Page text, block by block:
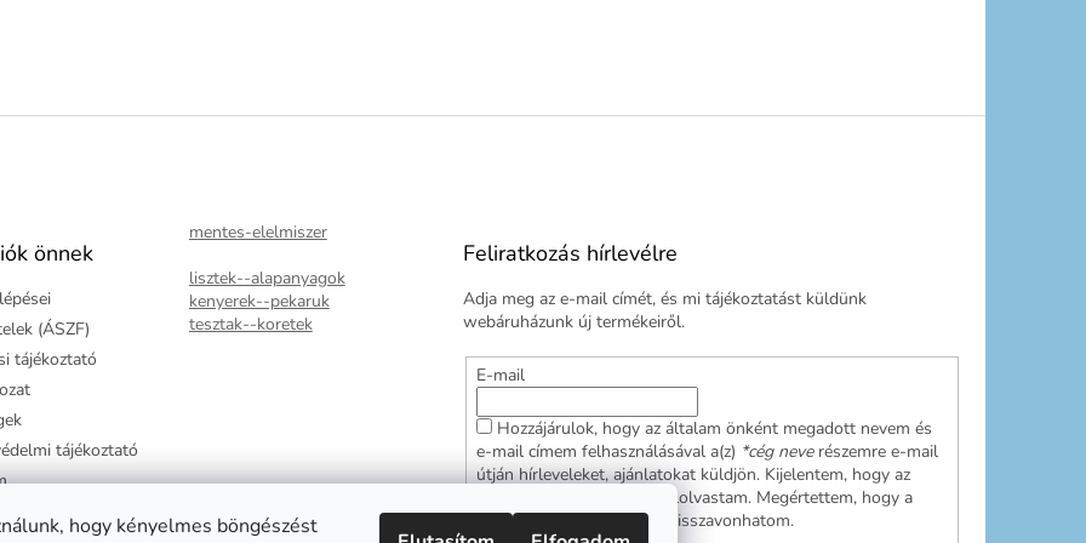
hogy kényelmes böngészést
önnek
(ÁSZF)
tájékoztató
tájékoztató
mentes-elelmiszer
lisztek--alapanyagok
kenyerek--pekaruk
tesztak--koretek
Feliratkozás hírlevélre
Adja meg az e-mail címét, és mi tájékoztatást küldünk
webáruházunk új termékeiről.
E-mail
Hozzájárulok, hogy az általam önként megadott nevem és
e-mail címem felhasználásával a(z) *cég neverészemre e-mail
útján hírleveleket, ajánlatokat küldjön. Kijelentem, hogy az
elolvastam. Megértettem, hogy a
hozzájárulásom bármikor visszavonhatom.